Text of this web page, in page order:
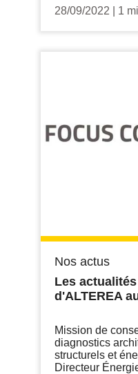
28/09/2022 1
Nos actus
Les
d'ALTEREA
Mission de
diagnostics
structurels et
Directeur